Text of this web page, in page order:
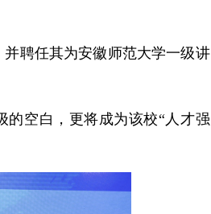
聘任其为安徽师范大学一级讲
的空白，更将成为该校“人才强